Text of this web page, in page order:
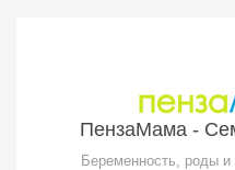
ПензаМама -
Беременность, роды и